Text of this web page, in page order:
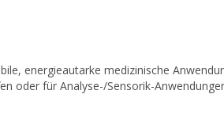
energieautarke medizinische
oder für Analyse-/Sensorik-